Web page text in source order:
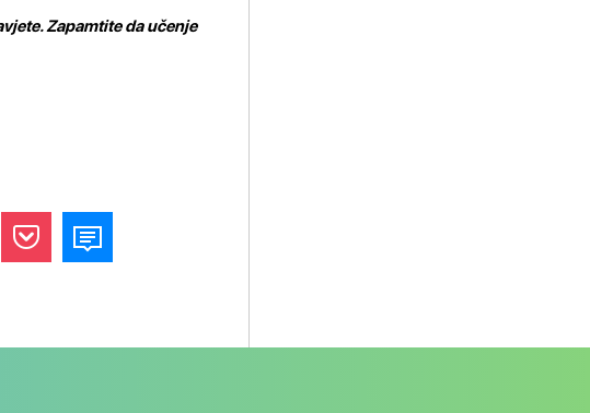
Zapamtite da učenje